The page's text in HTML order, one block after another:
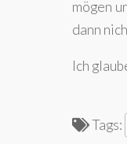
mögen
dann
Ich
Tags: